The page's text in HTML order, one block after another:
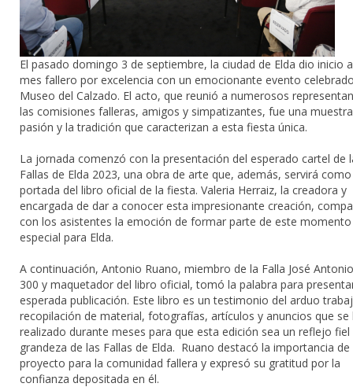
El pasado domingo 3 de septiembre, la ciudad de Elda dio inicio
mes fallero por excelencia con un emocionante evento
Museo del Calzado. El acto, que reunió a numerosos
las comisiones falleras, amigos y simpatizantes, fue una
pasión y la tradición que caracterizan a esta fiesta única.
La jornada comenzó con la presentación del esperado cartel de
Fallas de Elda 2023, una obra de arte que, además, servirá como
portada del libro oficial de la fiesta. Valeria Herraiz, la creadora y
encargada de dar a conocer esta impresionante creación,
con los asistentes la emoción de formar parte de este
especial para Elda.
A continuación, Antonio Ruano, miembro de la Falla José
300 y maquetador del libro oficial, tomó la palabra para
esperada publicación. Este libro es un testimonio del arduo
recopilación de material, fotografías, artículos y anuncios que se
realizado durante meses para que esta edición sea un reflejo fiel
grandeza de las Fallas de Elda. Ruano destacó la importancia
proyecto para la comunidad fallera y expresó su gratitud por la
confianza depositada en él.